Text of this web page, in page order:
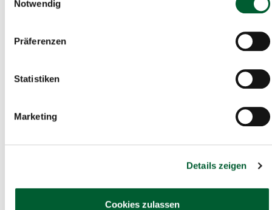
Notwendig
Präferenzen
Statistiken
Marketing
Details zeigen
Cookies zulassen